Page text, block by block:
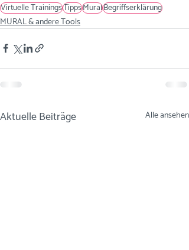
Virtuelle TrainingsTippsMuralBegriffserklärung
MURAL & andere Tools
Aktuelle Beiträge Alle ansehen